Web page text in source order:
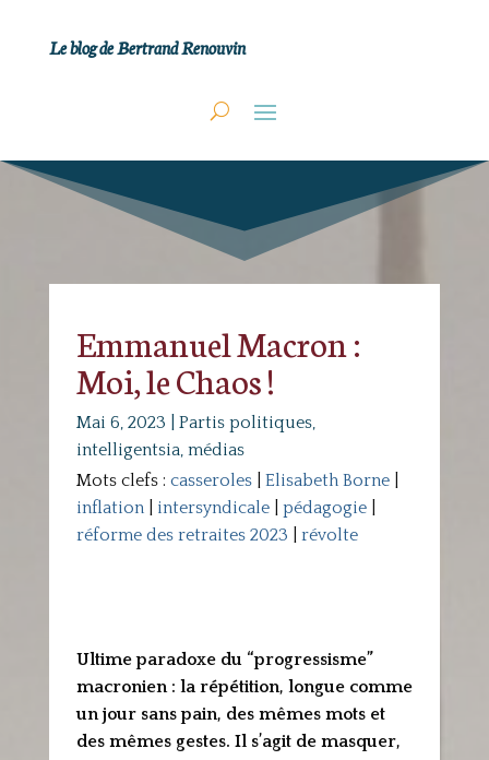
Le blog de Bertrand Renouvin
Emmanuel Macron :
Moi, le Chaos !
Mai 6, 2023
Partis politiques,
intelligentsia, médias
Mots clefs : casseroles| Elisabeth Borne|
inflation| intersyndicale| pédagogie|
réforme des retraites 2023
révolte
Ultime paradoxe du “progressisme”
macronien : la répétition, longue comme
un jour sans pain, des mêmes mots et
des mêmes gestes. Il s’agit de masquer,